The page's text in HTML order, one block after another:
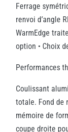
Ferrage
renvoi d’angle
WarmEdge
option • Choix
Performances
Coulissant
totale. Fond de
mémoire de
coupe droite